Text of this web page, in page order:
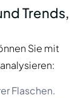
Trends,
Sie mit
Flaschen.